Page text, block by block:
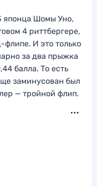
японца Шомы Уно,
4 риттбергере,
флипе. И это только
за два прыжка
балла. То есть
заминусован был
— тройной флип.